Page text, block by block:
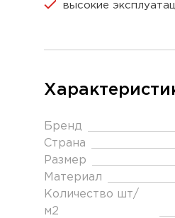
высокие
Бренд
Страна
Размер
Материал
Количество шт/
м2